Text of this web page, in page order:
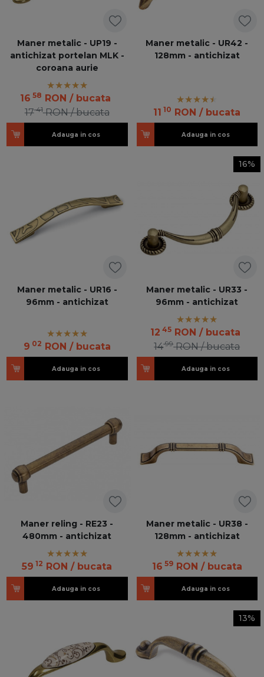
Maner metalic - UP19 -
antichizat portelan MLK -
coroana aurie
16 58 RON / bucata
1741 RON / bucata
Adauga in cos
Maner metalic - UR42 -
128mm - antichizat
11 10 RON / bucata
Adauga in cos
Maner metalic - UR16 -
96mm - antichizat
9 02 RON / bucata
Adauga in cos
16%
Maner metalic - UR33 -
96mm - antichizat
12 45 RON / bucata
1499 RON / bucata
Adauga in cos
Maner reling - RE23 -
480mm - antichizat
59 12 RON / bucata
Adauga in cos
Maner metalic - UR38 -
128mm - antichizat
16 59 RON / bucata
Adauga in cos
13%